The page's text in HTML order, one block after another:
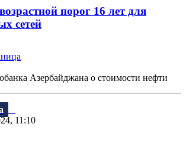
порог 16 лет для
сетей
Азербайджана о стоимости нефти
11:10